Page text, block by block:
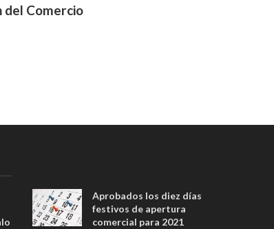
del Comercio
Aprobados los diez días
festivos de apertura
comercial para 2021